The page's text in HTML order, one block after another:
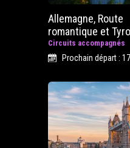
Allemagne, Route
romantique et
Circuits accompagnés
Prochain départ :